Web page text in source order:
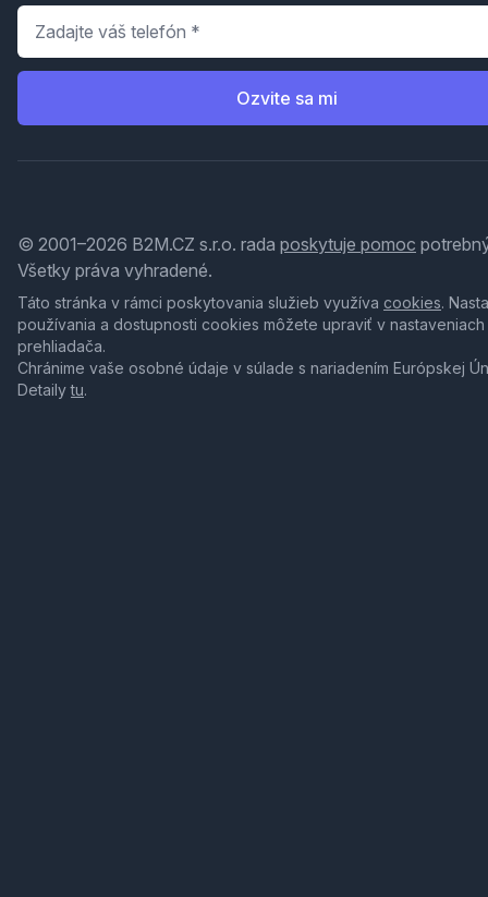
Telefón
Ozvite sa mi
© 2001–2026 B2M.CZ s.r.o. rada poskytuje pomoc
Všetky práva vyhradené.
Táto stránka v rámci poskytovania služieb využíva cookies.
používania a dostupnosti cookies môžete upraviť v nastaveniach
prehliadača.
Chránime vaše osobné údaje v súlade s nariadením Európskej
Detailytu.